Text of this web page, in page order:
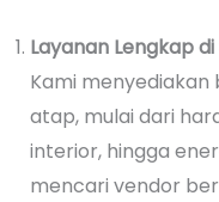
Layanan Lengkap
Kami menyediakan
atap, mulai dari
interior, hingga
mencari vendor